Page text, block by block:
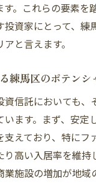
境としての魅力
ー向け物件の需要
アとしての安全性と
が投資価値に与える
定する練馬区での
賃貸需要の要因
ーンを最大化する
を基にした投資判断
す。これらの要素を
投資家にとって、練
と言えます。
練馬区のポテンシ
資信託においても、
います。まず、安定
支えており、特にフ
り高い入居率を維持
施設の増加が地域